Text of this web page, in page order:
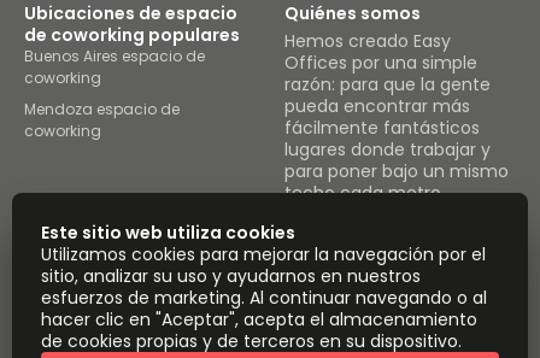
Ubicaciones de espacio
de coworking populares
Buenos Aires espacio de
coworking
Mendoza espacio de
coworking
Quiénes somos
Hemos creado Easy
Offices por una simple
razón: para que la gente
pueda encontrar más
fácilmente fantásticos
lugares donde trabajar y
para poner bajo un mismo
techo cada metro
trabajo del país.
Descubrir espacios
Instant Offices
Coworker
Este sitio web utiliza cookies
Utilizamos cookies para mejorar la navegación por el
sitio, analizar su uso y ayudarnos en nuestros
esfuerzos de marketing. Al continuar navegando o al
hacer clic en "Aceptar", acepta el almacenamiento
de cookies propias y de terceros en su dispositivo.